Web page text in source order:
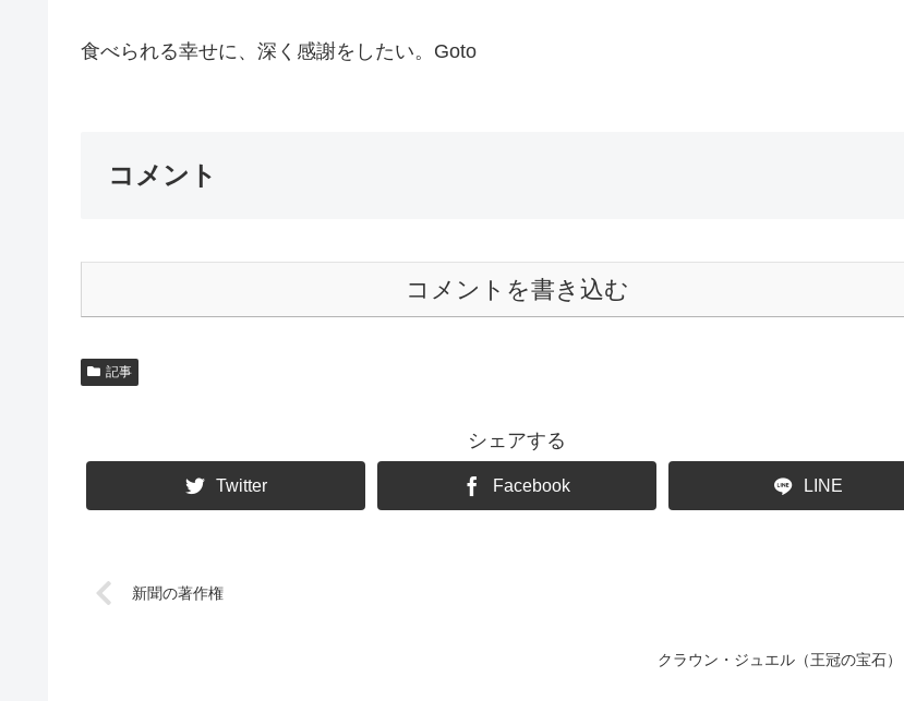
食べられる幸せに、深く感謝をしたい。Goto
コメント
コメントを書き込む
記事
シェアする
Twitter Facebook LINE
新聞の著作権
クラウン・ジュエル（王冠の宝石）